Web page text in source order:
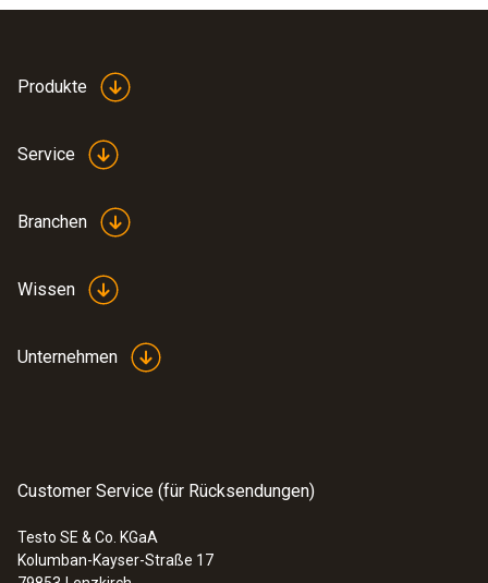
Produkte
Service
Branchen
Wissen
Unternehmen
Customer Service (für Rücksendungen)
Testo SE & Co. KGaA
Kolumban-Kayser-Straße 17